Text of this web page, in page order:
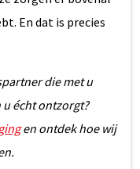
En dat is precies
die met u
écht ontzorgt?
en ontdek hoe wij